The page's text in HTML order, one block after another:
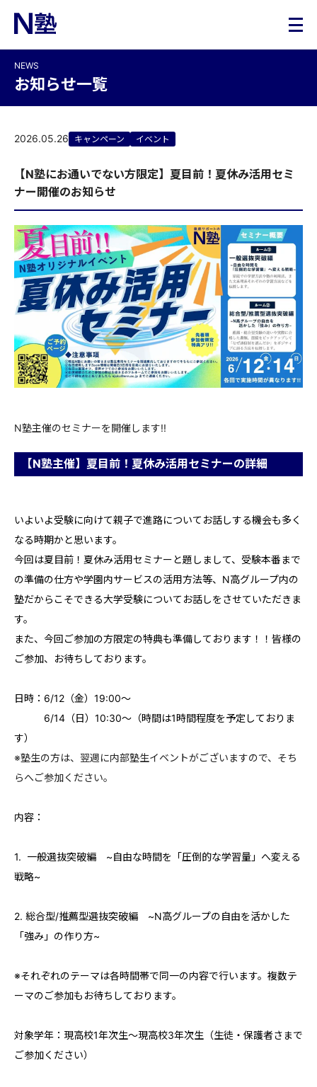
NEWS
お知らせ一覧
2026.05.26 キャンペーン イベント
【N塾にお通いでない方限定】夏目前！夏休み活用セミ
ナー開催のお知らせ
N塾主催のセミナーを開催します!!
【N塾主催】夏目前！夏休み活用セミナーの詳細
いよいよ受験に向けて親子で進路についてお話しする機会も多く
なる時期かと思います。
今回は夏目前！夏休み活用セミナーと題しまして、受験本番まで
の準備の仕方や学園内サービスの活用方法等、N高グループ内の
塾だからこそできる大学受験についてお話しをさせていただきま
す。
また、今回ご参加の方限定の特典も準備しております！！皆様の
ご参加、お待ちしております。
日時：6/12（金）19:00〜
6/14（日）10:30〜（時間は1時間程度を予定しておりま
す）
※塾生の方は、翌週に内部塾生イベントがございますので、そち
らへご参加ください。
内容：
1. 一般選抜突破編 ~自由な時間を「圧倒的な学習量」へ変える
戦略~
2. 総合型/推薦型選抜突破編 ~N高グループの自由を活かした
「強み」の作り方~
※それぞれのテーマは各時間帯で同一の内容で行います。複数テ
ーマのご参加もお待ちしております。
対象学年：現高校1年次生〜現高校3年次生（生徒・保護者さまで
ご参加ください）